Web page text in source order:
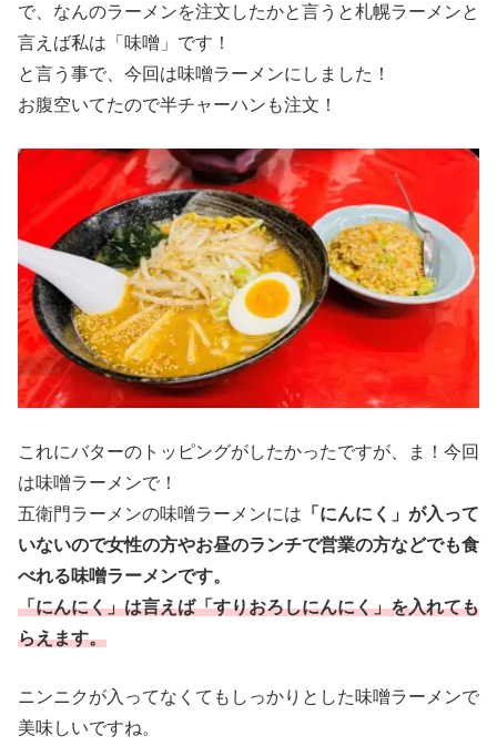
で、なんのラーメンを注文したかと言うと札幌ラーメンと
言えば私は「味噌」です！
と言う事で、今回は味噌ラーメンにしました！
お腹空いてたので半チャーハンも注文！
これにバターのトッピングがしたかったですが、ま！今回
は味噌ラーメンで！
五衛門ラーメンの味噌ラーメンには 「にんにく」が入って
いないので女性の方やお昼のランチで営業の方などでも食
べれる味噌ラーメンです。
「にんにく」は言えば「すりおろしにんにく」を入れても
らえます。
ニンニクが入ってなくてもしっかりとした味噌ラーメンで
美味しいですね。